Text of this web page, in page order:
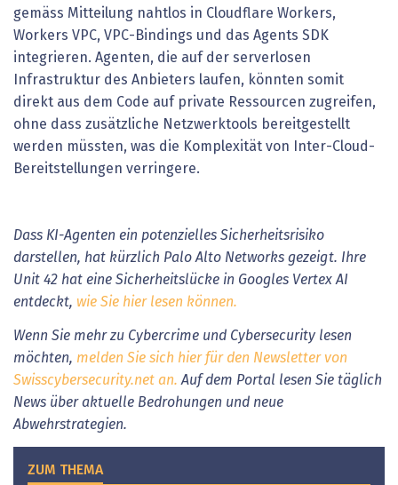
gemäss Mitteilung nahtlos in Cloudflare Workers,
Workers VPC, VPC-Bindings und das Agents SDK
integrieren. Agenten, die auf der serverlosen
Infrastruktur des Anbieters laufen, könnten somit
direkt aus dem Code auf private Ressourcen zugreifen,
ohne dass zusätzliche Netzwerktools bereitgestellt
werden müssten, was die Komplexität von Inter-Cloud-
Bereitstellungen verringere.
Dass KI-Agenten ein potenzielles Sicherheitsrisiko
darstellen, hat kürzlich Palo Alto Networks gezeigt. Ihre
Unit 42 hat eine Sicherheitslücke in Googles Vertex AI
entdeckt, wie Sie hier lesen können.
Wenn Sie mehr zu Cybercrime und Cybersecurity lesen
möchten, melden Sie sich hier für den Newsletter von
Swisscybersecurity.net an. Auf dem Portal lesen Sie täglich
News über aktuelle Bedrohungen und neue
Abwehrstrategien.
ZUM THEMA